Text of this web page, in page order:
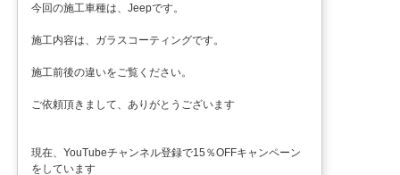
今回の施工車種は、Jeepです。
施工内容は、ガラスコーティングです。
施工前後の違いをご覧ください。
ご依頼頂きまして、ありがとうございます
現在、YouTubeチャンネル登録で15％OFFキャンペーン
をしています